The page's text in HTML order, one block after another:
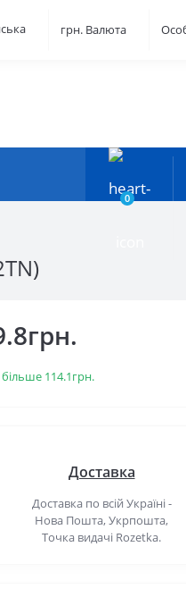
грн. Валюта
0
114.1грн.
Доставка
Доставка по всій Україні -
Нова Пошта, Укрпошта,
Точка видачі Rozetka.